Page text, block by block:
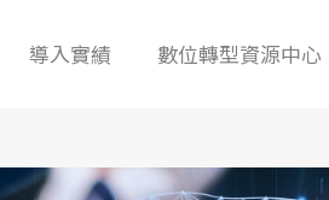
導入實績 數位轉型資源中心